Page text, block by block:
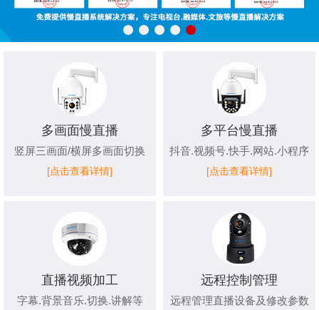
多画面慢直播
竖屏三画面/横屏多画面切换
[点击查看详情]
多平台慢直播
抖音.视频号.快手.网站.小程序
[点击查看详情]
直播视频加工
字幕.背景音乐.切换.讲解等
远程控制管理
远程管理直播设备及修改参数